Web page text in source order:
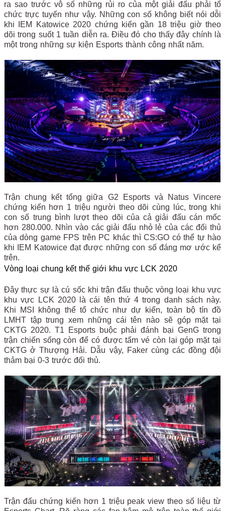
ra sao trước vô số những rủi ro của một giải đấu phải tổ
chức trực tuyến như vậy. Những con số không biết nói dỗi
khi IEM Katowice 2020 chứng kiến gần 18 triệu giờ theo
dõi trong suốt 1 tuần diễn ra. Điều đó cho thấy đây chính là
một trong những sự kiện Esports thành công nhất năm.
Trận chung kết tổng giữa G2 Esports và Natus Vincere
chứng kiến hơn 1 triệu người theo dõi cùng lúc, trong khi
con số trung bình lượt theo dõi của cả giải đấu cán mốc
hơn 280.000. Nhìn vào các giải đấu nhỏ lẻ của các đối thủ
của dòng game FPS trên PC khác thì CS:GO có thể tự hào
khi IEM Katowice đạt được những con số đáng mơ ước kể
trên.
Vòng loại chung kết thế giới khu vực LCK 2020
Đây thực sự là cú sốc khi trận đấu thuộc vòng loại khu vực
khu vực LCK 2020 là cái tên thứ 4 trong danh sách này.
Khi MSI không thể tổ chức như dự kiến, toàn bộ tín đồ
LMHT tập trung xem những cái tên nào sẽ góp mặt tại
CKTG 2020. T1 Esports buộc phải đánh bại GenG trong
trận chiến sống còn để có được tấm vé còn lại góp mặt tại
CKTG ở Thượng Hải. Dẫu vậy, Faker cùng các đồng đội
thảm bại 0-3 trước đối thủ.
Trận đấu chứng kiến hơn 1 triệu peak view theo số liệu từ